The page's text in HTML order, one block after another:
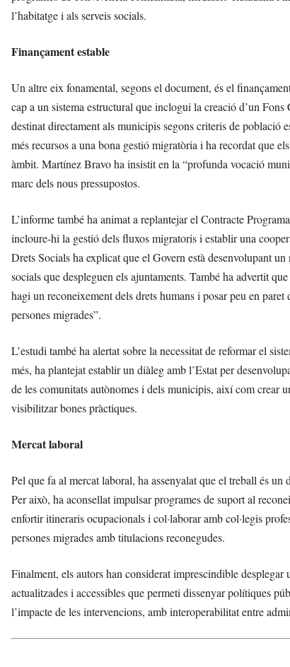
l’habitatge i als serveis socials.
Finançament estable
Un altre eix fonamental, segons el document, és el
cap a un sistema estructural que inclogui la creació d’un
destinat directament als municipis segons criteris de població
més recursos a una bona gestió migratòria i ha recordat que
àmbit. Martínez Bravo ha insistit en la “profunda vocació
marc dels nous pressupostos.
L’informe també ha animat a replantejar el Contracte
incloure-hi la gestió dels fluxos migratoris i establir una
Drets Socials ha explicat que el Govern està desenvolupant
socials que despleguen els ajuntaments. També ha advertit
hagi un reconeixement dels drets humans i posar peu en
persones migrades”.
L’estudi també ha alertat sobre la necessitat de reformar el
més, ha plantejat establir un diàleg amb l’Estat per
de les comunitats autònomes i dels municipis, així com crear
visibilitzar bones pràctiques.
Mercat laboral
Pel que fa al mercat laboral, ha assenyalat que el treball és
Per això, ha aconsellat impulsar programes de suport al
enfortir itineraris ocupacionals i col·laborar amb col·legis
persones migrades amb titulacions reconegudes.
Finalment, els autors han considerat imprescindible
actualitzades i accessibles que permeti dissenyar polítiques
l’impacte de les intervencions, amb interoperabilitat entre